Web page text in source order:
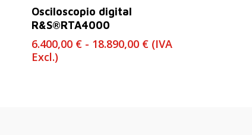
Seleccionar Opciones
Osciloscopio digital
R&S®RTA4000
6.400,00 € - 18.890,00 €Rango
(IVA
Excl.)